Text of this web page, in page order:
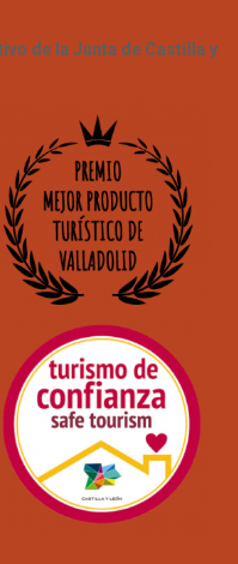
de la Junta de Castilla y